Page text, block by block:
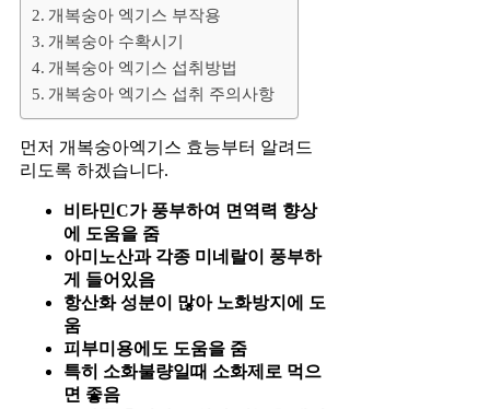
개복숭아 엑기스 부작용
개복숭아 수확시기
개복숭아 엑기스 섭취방법
개복숭아 엑기스 섭취 주의사항
먼저 개복숭아엑기스 효능부터 알려드
리도록 하겠습니다.
비타민C가 풍부하여 면역력 향상
에 도움을 줌
아미노산과 각종 미네랄이 풍부하
게 들어있음
항산화 성분이 많아 노화방지에 도
움
피부미용에도 도움을 줌
특히 소화불량일때 소화제로 먹으
면 좋음